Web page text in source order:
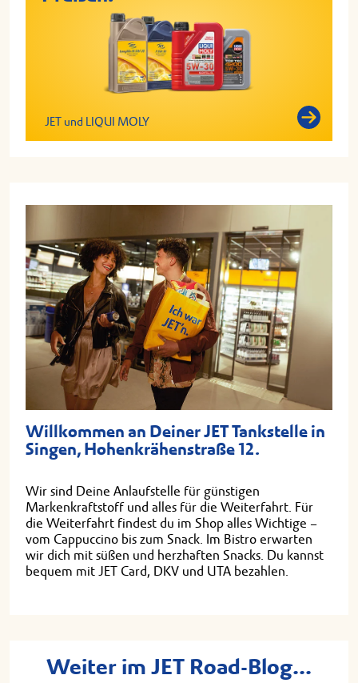
JET und LIQUI MOLY
Willkommen an Deiner JET Tankstelle in
Singen, Hohenkrähenstraße 12.
Wir sind Deine Anlaufstelle für günstigen
Markenkraftstoff und alles für die Weiterfahrt. Für
die Weiterfahrt findest du im Shop alles Wichtige –
vom Cappuccino bis zum Snack. Im Bistro erwarten
wir dich mit süßen und herzhaften Snacks. Du kannst
bequem mit JET Card, DKV und UTA bezahlen.
Weiter im JET Road-Blog...